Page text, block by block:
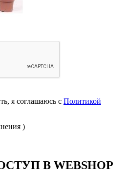
я соглашаюсь с Политикой
)
В WEBSHOP